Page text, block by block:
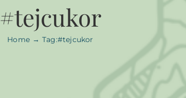
#tejcukor
Home Tag:#tejcukor